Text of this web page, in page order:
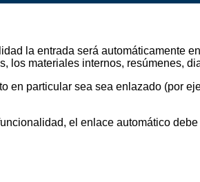
la entrada será automáticamente
los materiales internos, resúmenes,
en particular sea sea enlazado (por
el enlace automático